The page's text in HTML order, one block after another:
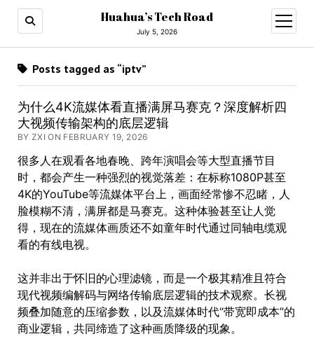
Huahua’s Tech Road
July 5, 2026
open
menu
Posts tagged as “iptv”
为什么4K流媒体看直播满屏马赛克？深度解析四
大视频传输架构的底层逻辑
BY ZXI ON FEBRUARY 19, 2026
很多人在观看各地春晚、跨年演唱会等大型直播节目
时，都会产生一种强烈的视觉落差：在标称1080P甚至
4K的YouTube等流媒体平台上，画面经常惨不忍睹，人
脸模糊不清，满屏都是马赛克。这种体验甚至让人觉
得，现在的流媒体画质还不如童年时代通过同轴电缆观
看的有线电视。
这并非出于怀旧的心理滤镜，而是一个极其精准且符合
现代视频编解码与网络传输底层逻辑的技术观察。长视
频叠加随意的压缩参数，以及流媒体时代“带宽即成本”的
商业逻辑，共同缔造了这种画质降级的现象。